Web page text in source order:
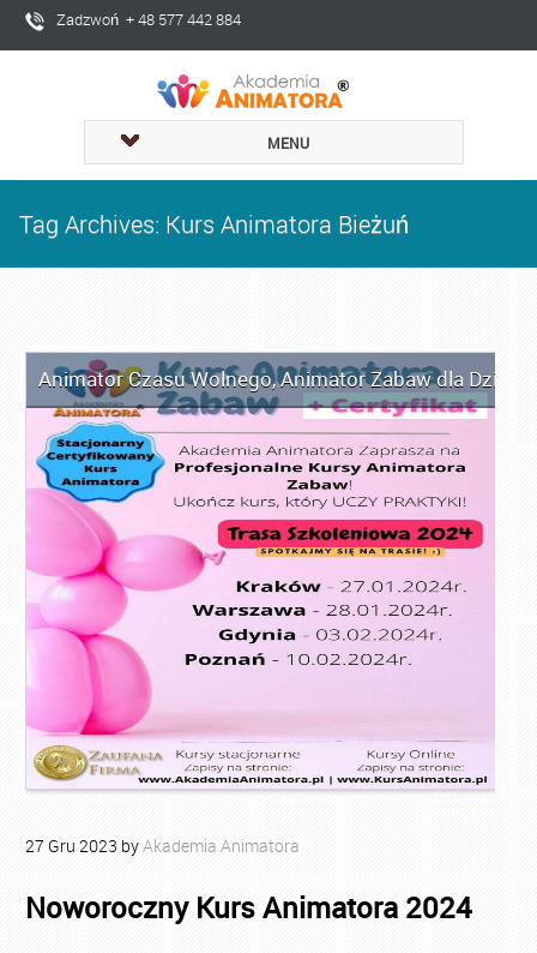
Zadzwoń + 48 577 442 884
MENU
Tag Archives: Kurs Animatora Bieżuń
Animator Czasu Wolnego,Animator Zabaw dla Dzieci
27 Gru 2023 byAkademia Animatora
Noworoczny Kurs Animatora 2024